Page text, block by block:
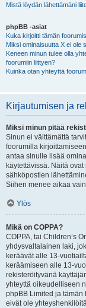
Mistä löydän lähettämäni
phpBB -asiat
Kuka kirjoitti tämän
Miksi ominaisuutta X ei ole
Keneen minun tulee olla
foorumiin liittyen?
Kuinka otan yhteyttä
Kirjautumisen ja
Miksi minun pitää
Sinun ei välttämättä
foorumilla
antaa sinulle lisää
käytettävissä. Näitä
sähköpostien
Siihen menee aikaa
Ylös
Mikä on COPPA?
COPPA, tai Children’s
yhdysvaltalainen laki,
keräävät alle 13-
keräämiseen alle 13-
rekisteröityvänä
yhteyttä oikeudelliseen
phpBB Limited ja
eivät ole